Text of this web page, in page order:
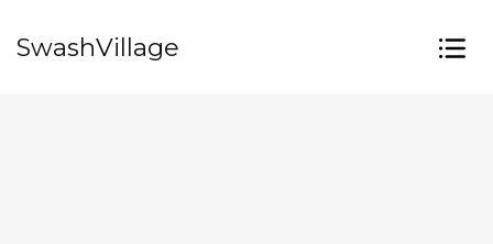
SwashVillage